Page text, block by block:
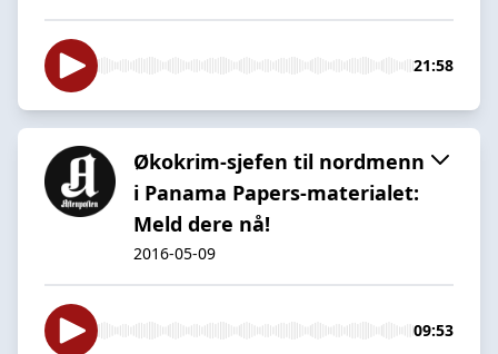
21:58
Økokrim-sjefen til nordmenn
i Panama Papers-materialet:
Meld dere nå!
2016-05-09
09:53